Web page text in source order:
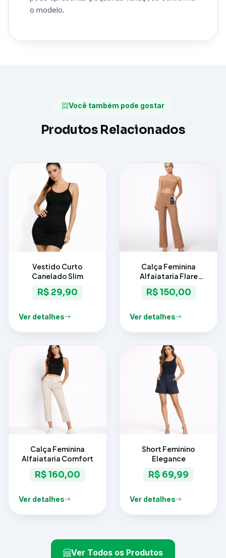
o modelo.
Você também pode gostar
Produtos Relacionados
Vestido Curto
Canelado Slim
R$ 29,90
Ver detalhes
Calça Feminina
Alfaiataria Flare
Elegance
R$ 150,00
Ver detalhes
Calça Feminina
Alfaiataria Comfort
R$ 160,00
Ver detalhes
Short Feminino
Elegance
R$ 69,99
Ver detalhes
Ver Todos os Produtos